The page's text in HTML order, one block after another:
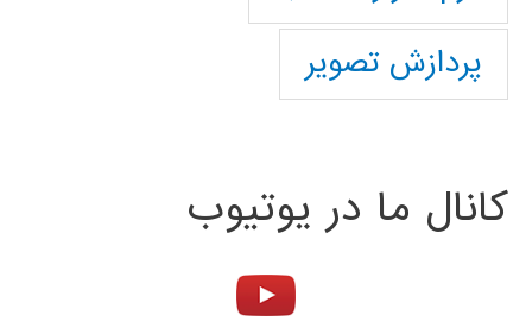
پردازش تصویر
کانال ما در یوتیوب